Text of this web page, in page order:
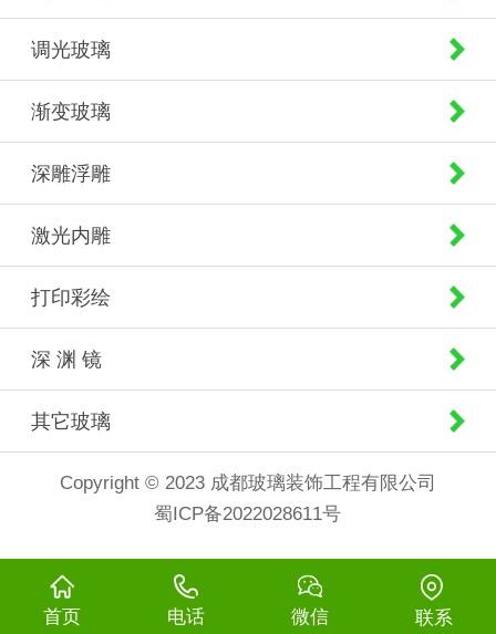
调光玻璃
渐变玻璃
深雕浮雕
激光内雕
打印彩绘
深 渊 镜
其它玻璃
Copyright © 2023 成都玻璃装饰工程有限公司
蜀ICP备2022028611号
首页 电话 微信 联系